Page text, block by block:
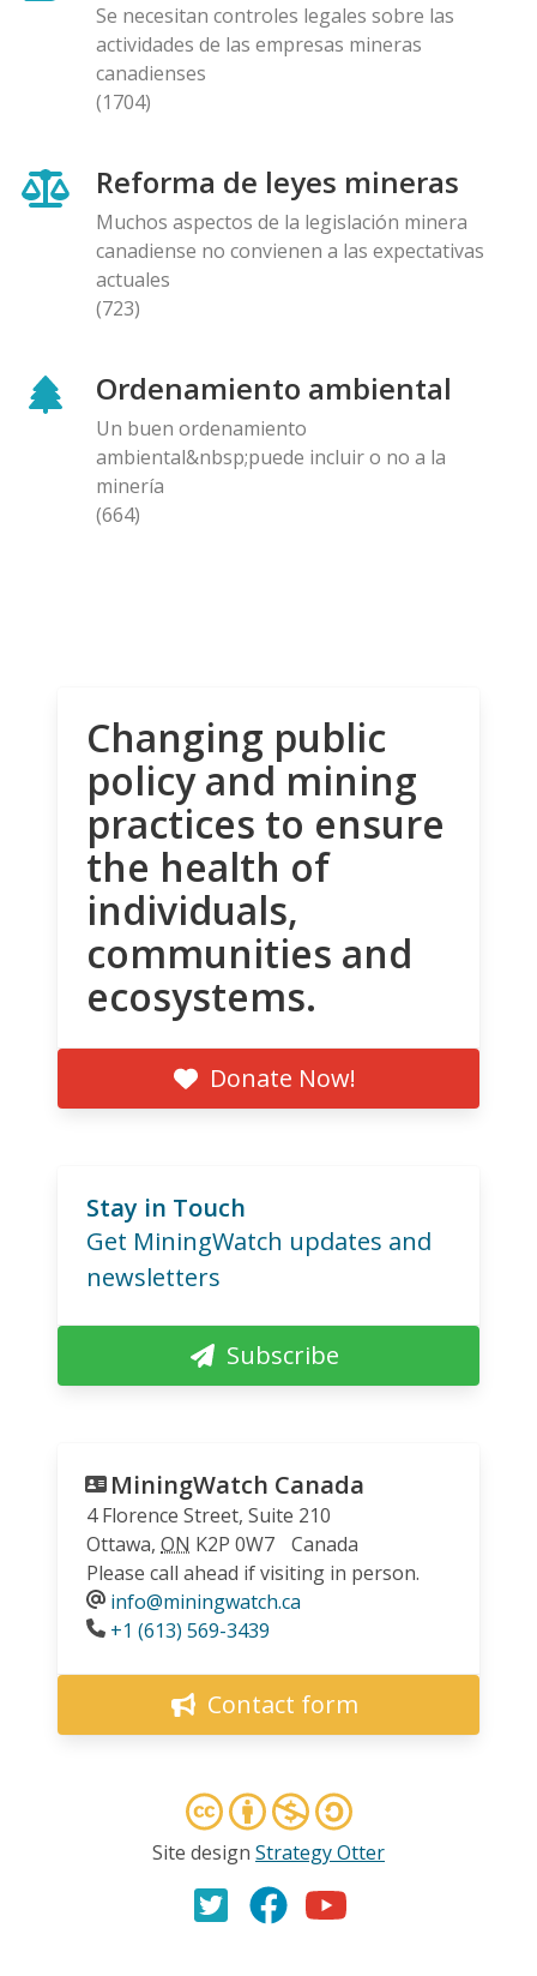
Se necesitan controles legales sobre las
actividades de las empresas mineras
canadienses
(1704)
Reforma de leyes mineras
Muchos aspectos de la legislación minera
canadiense no convienen a las expectativas
actuales
(723)
Ordenamiento ambiental
Un buen ordenamiento
ambiental&nbsp;puede incluir o no a la
minería
(664)
Changing public
policy and mining
practices to ensure
the health of
individuals,
communities and
ecosystems.
Donate Now!
Stay in Touch
Get MiningWatch updates and
newsletters
Subscribe
MiningWatch Canada
4 Florence Street, Suite 210
Ottawa, ON K2P 0W7
Canada
Please call ahead if visiting in person.
info@miningwatch.ca
Phone
+1 (613) 569-3439
Contact form
Site design Strategy Otter